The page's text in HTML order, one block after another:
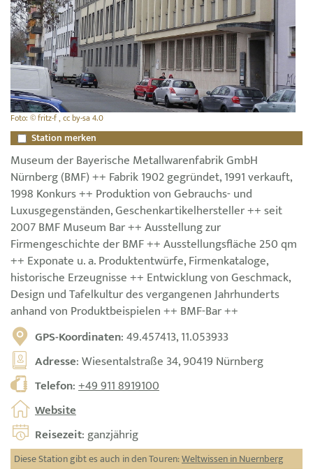
Foto: © fritz-f , cc by-sa 4.0
Station merken
Museum der Bayerische Metallwarenfabrik GmbH
Nürnberg (BMF) ++ Fabrik 1902 gegründet, 1991 verkauft,
1998 Konkurs ++ Produktion von Gebrauchs- und
Luxusgegenständen, Geschenkartikelhersteller ++ seit
2007 BMF Museum Bar ++ Ausstellung zur
Firmengeschichte der BMF ++ Ausstellungsfläche 250 qm
++ Exponate u. a. Produktentwürfe, Firmenkataloge,
historische Erzeugnisse ++ Entwicklung von Geschmack,
Design und Tafelkultur des vergangenen Jahrhunderts
anhand von Produktbeispielen ++ BMF-Bar ++
GPS-Koordinaten: 49.457413, 11.053933
Adresse: Wiesentalstraße 34, 90419 Nürnberg
Telefon:+49 911 8919100
Website
Reisezeit: ganzjährig
Diese Station gibt es auch in den Touren:Weltwissen in Nuernberg